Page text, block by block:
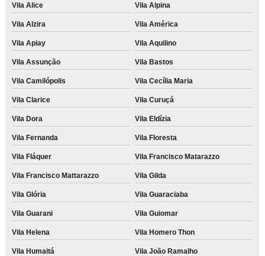
Vila Alice Vila Alpina
Vila Alzira Vila América
Vila Apiay Vila Aquilino
Vila Assunção Vila Bastos
Vila Camilópolis Vila Cecília Maria
Vila Clarice Vila Curuçá
Vila Dora Vila Eldízia
Vila Fernanda Vila Floresta
Vila Fláquer Vila Francisco Matarazzo
Vila Francisco Mattarazzo Vila Gilda
Vila Glória Vila Guaraciaba
Vila Guarani Vila Guiomar
Vila Helena Vila Homero Thon
Vila Humaitá Vila João Ramalho